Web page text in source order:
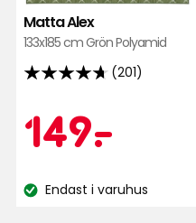
Matta Alex
133x185 cm Grön Polyamid
(201)
4.7
5
stjärnor
på
149-
.
kr
Lagersaldo:
Endast i varuhus